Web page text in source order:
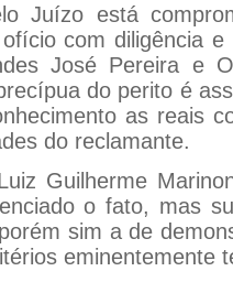
Juízo está
com diligência
José Pereira e
do perito é
as reais
do reclamante.
Guilherme
o fato, mas
sim a de
eminentemente